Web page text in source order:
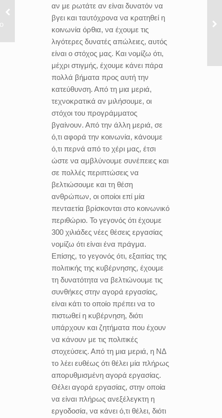
αν με ρωτάτε αν είναι δυνατόν να
βγει και ταυτόχρονα να κρατηθεί η
κοινωνία όρθια, να έχουμε τις
λιγότερες δυνατές απώλειες, αυτός
είναι ο στόχος μας. Και νομίζω ότι,
μέχρι στιγμής, έχουμε κάνει πάρα
πολλά βήματα προς αυτή την
κατεύθυνση. Από τη μια μεριά,
τεχνοκρατικά αν μιλήσουμε, οι
στόχοι του προγράμματος
βγαίνουν. Από την άλλη μεριά, σε
ό,τι αφορά την κοινωνία, κάνουμε
ό,τι περνά από το χέρι μας, έτσι
ώστε να αμβλύνουμε συνέπειες και
σε πολλές περιπτώσεις να
βελτιώσουμε και τη θέση
ανθρώπων, οι οποίοι επί μία
πενταετία βρίσκονται στο κοινωνικό
περιθώριο. Το γεγονός ότι έχουμε
300 χιλιάδες νέες θέσεις εργασίας
νομίζω ότι είναι ένα πράγμα.
Επίσης, το γεγονός ότι, εξαιτίας της
πολιτικής της κυβέρνησης, έχουμε
τη δυνατότητα να βελτιώνουμε τις
συνθήκες στην αγορά εργασίας,
είναι κάτι το οποίο πρέπει να το
πιστωθεί η κυβέρνηση, διότι
υπάρχουν και ζητήματα που έχουν
να κάνουν με τις πολιτικές
στοχεύσεις. Από τη μια μεριά, η ΝΔ
το λέει ευθέως ότι θέλει μία πλήρως
απορυθμισμένη αγορά εργασίας.
Θέλει αγορά εργασίας, στην οποία
να είναι πλήρως ανεξέλεγκτη η
εργοδοσία, να κάνει ό,τι θέλει, διότι